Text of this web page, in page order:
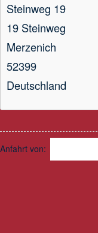
Steinweg 19
19 Steinweg
Merzenich
52399
Deutschland
Anfahrt von: